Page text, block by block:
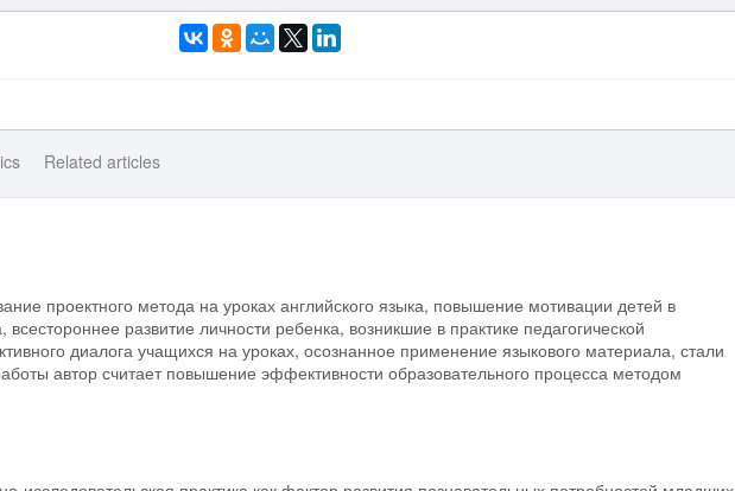
Related articles
проектного метода на уроках английского языка, повышение мотивации детей в
всестороннее развитие личности ребенка, возникшие в практике педагогической
диалога учащихся на уроках, осознанное применение языкового материала, стали
автор считает повышение эффективности образовательного процесса методом